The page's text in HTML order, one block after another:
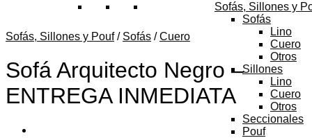
Sofás, Sillones y
Sofás
Lino
Cuero
Otros
Sillones
Lino
Cuero
Otros
Seccionales
Pouf
Sofás, Sillones y Pouf / Sofás / Cuero
Sofá Arquitecto Negro –
ENTREGA INMEDIATA